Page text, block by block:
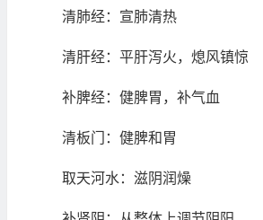
清肺经：宣肺清热
清肝经：平肝泻火，熄风镇惊
补脾经：健脾胃，补气血
清板门：健脾和胃
取天河水：滋阴润燥